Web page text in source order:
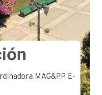
MAG&PP E-